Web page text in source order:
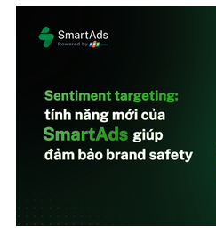
Thông tin doanh nghiệp
Doanh nghiệp 24h
Doanh nhân
Vì cộng đồng